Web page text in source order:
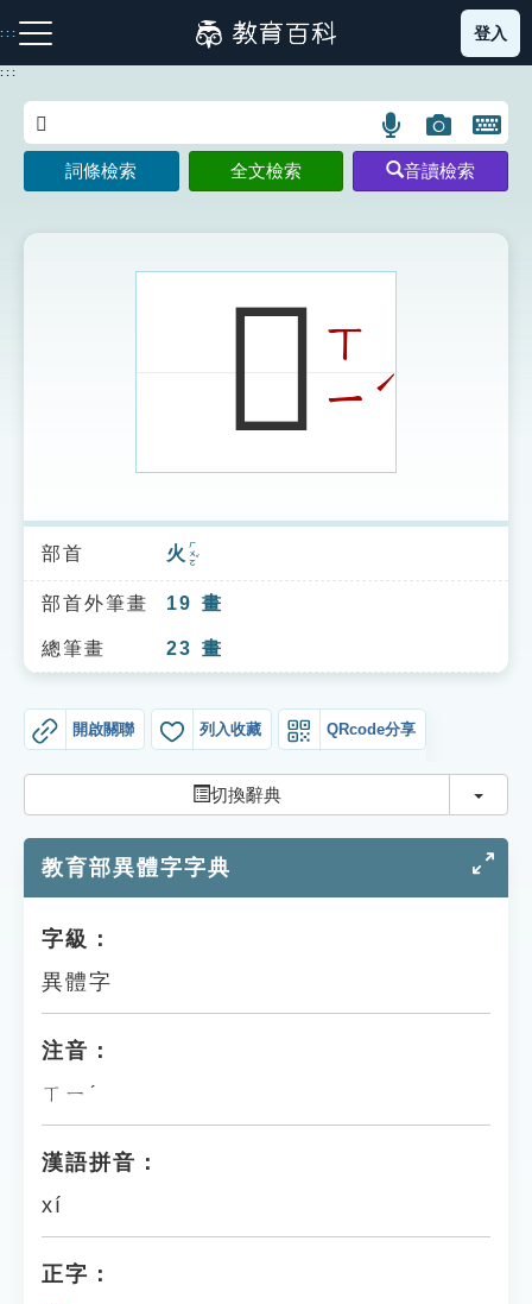
到
主
:::
注音索引圖示 筆畫索引圖示 部首索引表圖示
索引選單
知識索引
單字索引
遊戲專區
教學應用
貓頭鷹博士
登入
:::
語
言
搜
示
圖
片
搜
開
鍵
圖
詞條檢索 全文檢索 音讀檢索
𤓔ㄒ
ㄧˊ
部首 火 ㄏㄨㄛˇ
部首外筆畫 19 畫
總筆畫 23 畫
開啟關聯 列入收藏 QRcode分享
切換辭典 切換
教育部異體字字典
字級：
異體字
注音：
ㄒㄧˊ
漢語拼音：
xí
正字：